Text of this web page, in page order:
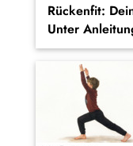
Rückenfit:
Unter